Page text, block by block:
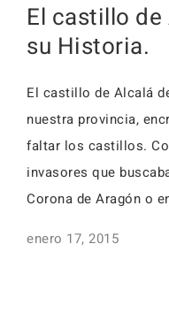
El castillo
su Historia.
El castillo de Alcalá
nuestra provincia,
faltar los castillos.
invasores que
Corona de Aragón o
enero 17, 2015